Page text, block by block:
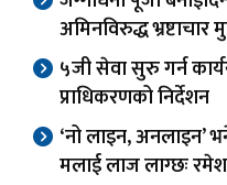
अमिनविरुद्ध भ्रष्टाचार
५जी सेवा सुरु गर्न
प्राधिकरणको निर्देशन
‘नो लाइन,
मलाई लाज लाग्छः रमेश